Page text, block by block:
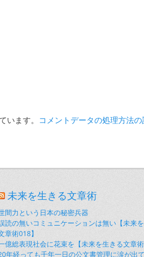
ます。 コメントデータの処理方法
未来を生きる文章術
間力という日本の秘密兵器
読の無いコミュニケーションは無い【未来
章術018】
億総表現社会に花束を【未来を生きる文章術
年経っても千年一日の公文書管理に涙が出